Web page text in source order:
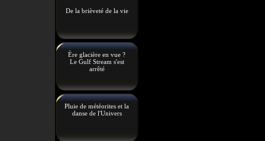
De la brièveté de la vie
Ère glacière en vue ?
Le Gulf Stream s'est
arrêté
Pluie de météorites et la
danse de l'Univers